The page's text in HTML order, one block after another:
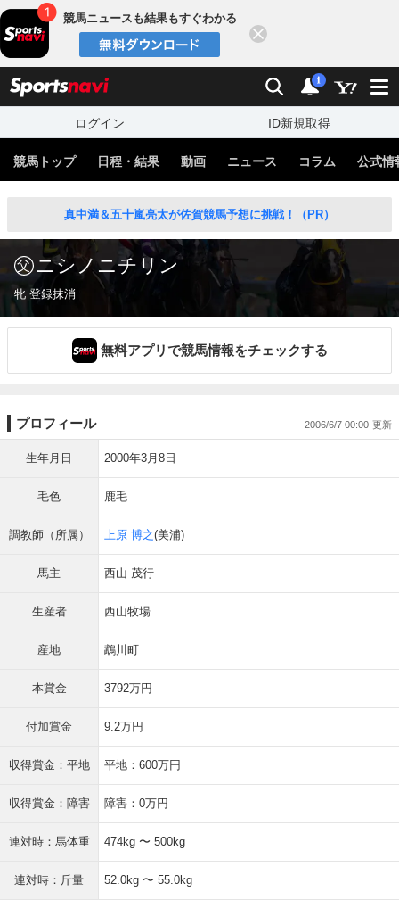
競馬ニュースも結果もすぐわかる
検索 通知
i
ログイン ID新規取得
競馬トップ 日程・結果 動画 ニュース コラム 公式情
真中満＆五十嵐亮太が佐賀競馬予想に挑戦！（PR）
ニシノニチリン
牝 登録抹消
無料アプリで競馬情報をチェックする
プロフィール 2006/6/7 00:00
生年月日 2000年3月8日
毛色 鹿毛
調教師（所属） 上原 博之(美浦)
馬主 西山 茂行
生産者 西山牧場
産地 鵡川町
本賞金 3792万円
付加賞金 9.2万円
収得賞金：平地 平地：600万円
収得賞金：障害 障害：0万円
連対時：馬体重 474kg 〜 500kg
連対時：斤量 52.0kg 〜 55.0kg